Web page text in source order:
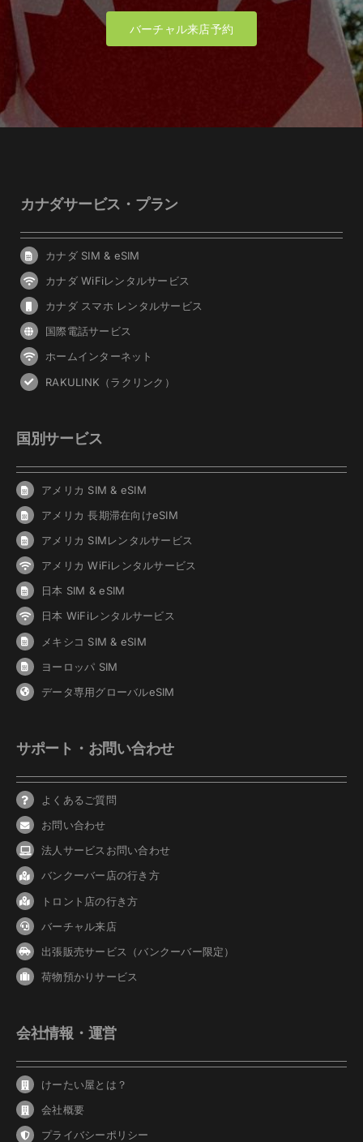
バーチャル来店予約
カナダサービス・プラン
カナダ SIM & eSIM
カナダ WiFiレンタルサービス
カナダ スマホ レンタルサービス
国際電話サービス
ホームインターネット
RAKULINK（ラクリンク）
国別サービス
アメリカ SIM & eSIM
アメリカ 長期滞在向けeSIM
アメリカ SIMレンタルサービス
アメリカ WiFiレンタルサービス
日本 SIM & eSIM
日本 WiFiレンタルサービス
メキシコ SIM & eSIM
ヨーロッパ SIM
データ専用グローバルeSIM
サポート・お問い合わせ
よくあるご質問
お問い合わせ
法人サービスお問い合わせ
バンクーバー店の行き方
トロント店の行き方
バーチャル来店
出張販売サービス（バンクーバー限定）
荷物預かりサービス
会社情報・運営
けーたい屋とは？
会社概要
プライバシーポリシー